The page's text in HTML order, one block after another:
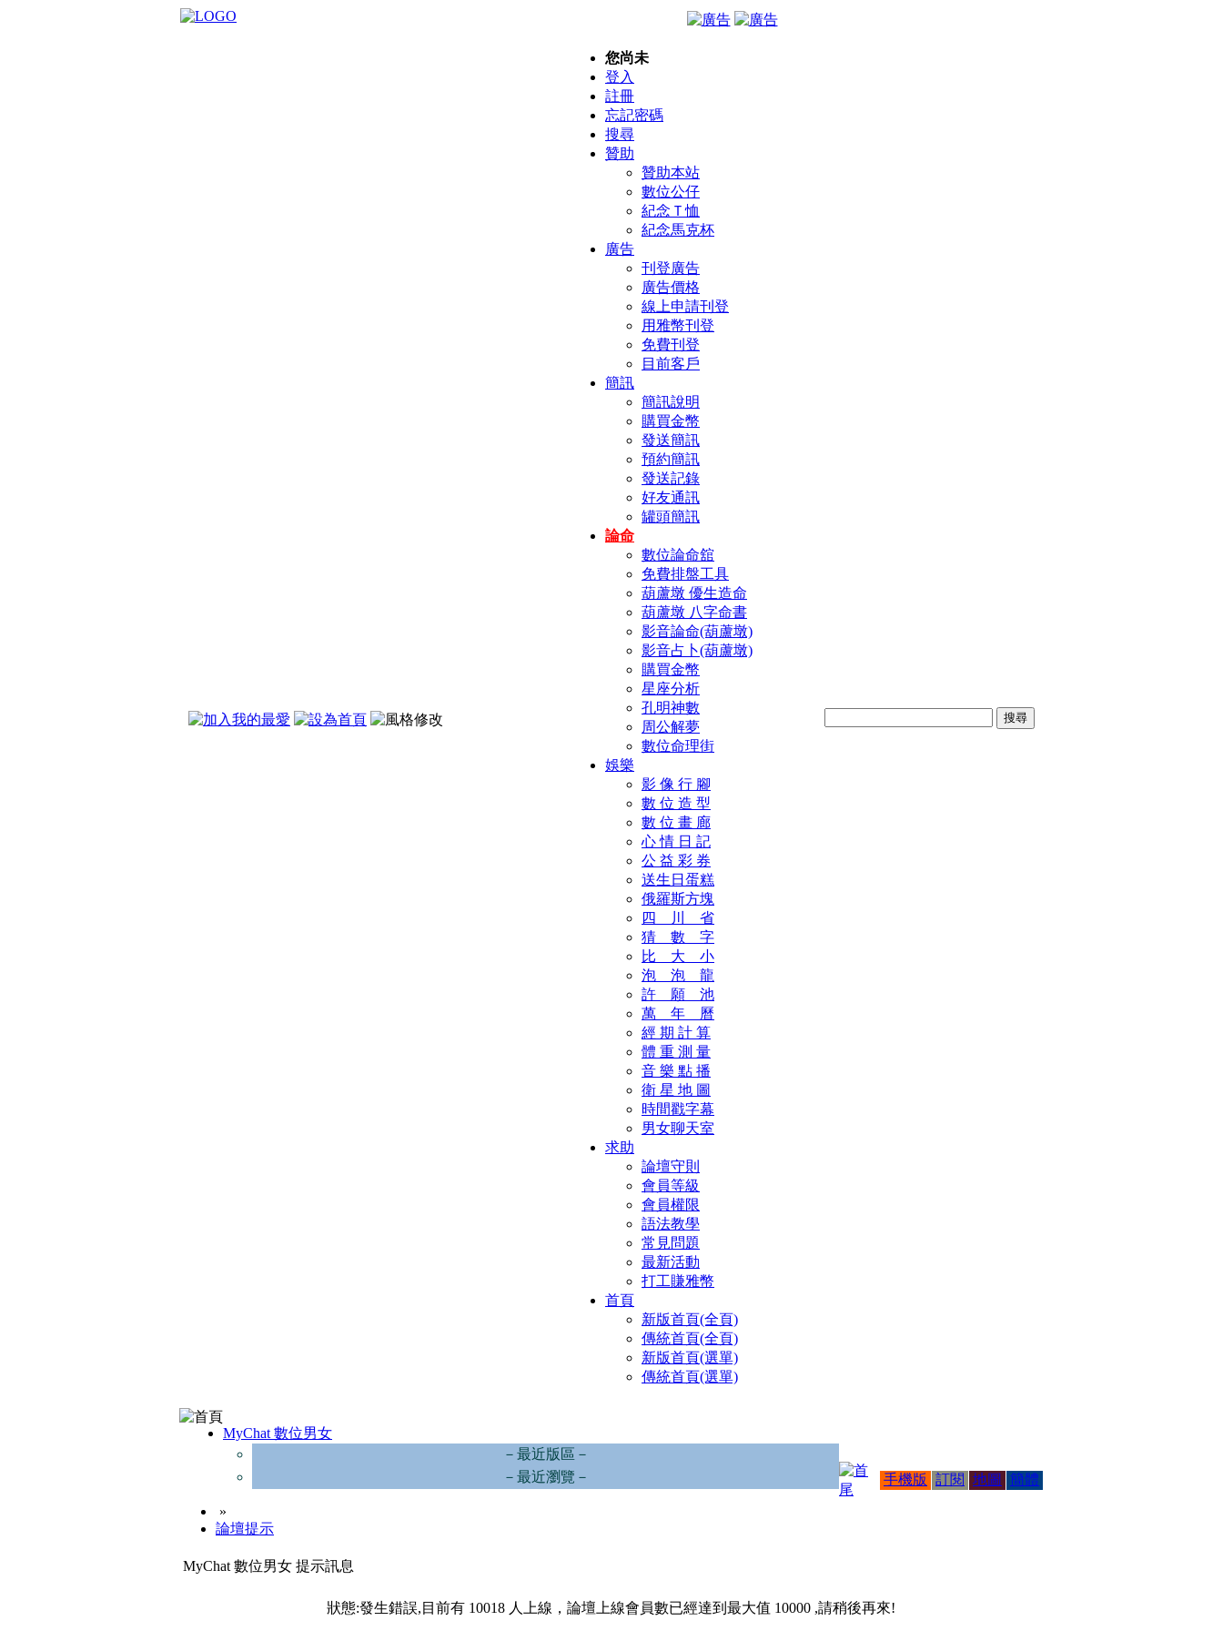
您尚未
登入
註冊
忘記密碼
搜尋
贊助
贊助本站
數位公仔
紀念Ｔ恤
紀念馬克杯
廣告
刊登廣告
廣告價格
線上申請刊登
用雅幣刊登
免費刊登
目前客戶
簡訊
簡訊說明
購買金幣
發送簡訊
預約簡訊
發送記錄
好友通訊
罐頭簡訊
論命
數位論命舘
免費排盤工具
葫蘆墩 優生造命
葫蘆墩 八字命書
影音論命(葫蘆墩)
影音占卜(葫蘆墩)
購買金幣
星座分析
孔明神數
周公解夢
數位命理街
娛樂
影 像 行 腳
數 位 造 型
數 位 畫 廊
心 情 日 記
公 益 彩 券
送生日蛋糕
俄羅斯方塊
四 川 省
猜 數 字
比 大 小
泡 泡 龍
許 願 池
萬 年 曆
經 期 計 算
體 重 測 量
音 樂 點 播
衛 星 地 圖
時間戳字幕
男女聊天室
求助
論壇守則
會員等級
會員權限
語法教學
常見問題
最新活動
打工賺雅幣
首頁
新版首頁(全頁)
傳統首頁(全頁)
新版首頁(選單)
傳統首頁(選單)
MyChat 數位男女
－最近版區－
－最近瀏覽－
»
論壇提示
手機版 訂閱 地圖 簡體
MyChat 數位男女 提示訊息
狀態:發生錯誤,目前有 10018 人上線，論壇上線會員數已經達到最大值 10000 ,請稍後再來!